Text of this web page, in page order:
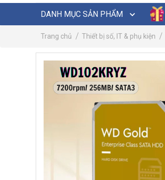
DANH MỤC SẢN PHẨM
Trang chủ Thiết bị số, IT & phụ kiện